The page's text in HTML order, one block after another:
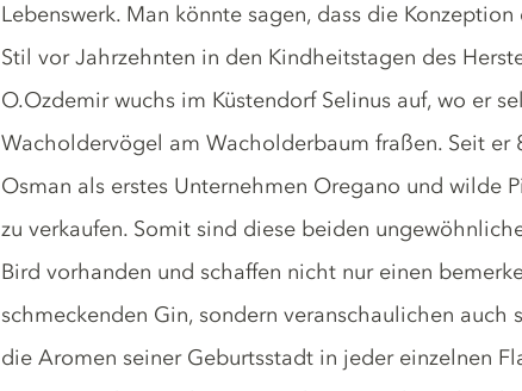
Lebenswerk. Man könnte sagen, dass die
Stil vor Jahrzehnten in den Kindheitstagen des
O.Ozdemir wuchs im Küstendorf Selinus auf, wo er
Wacholdervögel am Wacholderbaum fraßen. Seit er
Osman als erstes Unternehmen Oregano und wilde
zu verkaufen. Somit sind diese beiden
Bird vorhanden und schaffen nicht nur einen
schmeckenden Gin, sondern veranschaulichen auch
die Aromen seiner Geburtsstadt in jeder einzelnen